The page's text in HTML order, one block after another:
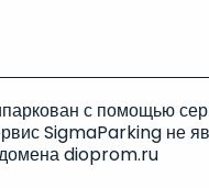
с помощью
SigmaParking не
dioprom.ru